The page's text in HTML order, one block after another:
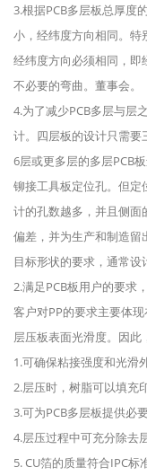
3.根据PCB多层板总厚度
小，经纬度方向相同。特
经纬度方向必须相同，即
不必要的弯曲。董事会。
4.为了减少PCB多层与层
计。四层板的设计只需要
6层或更多层的多层PCB
铆接工具板定位孔。但
计的孔数越多，并且侧面
偏差，并为生产和制造留
目标形状的要求，通常设
2.满足PCB板用户的要求
客户对PP的要求主要体
层压板表面光滑度。因此
1.可确保粘接强度和光滑外
2.层压时，树脂可以填充
3.可为PCB多层板提供必
4.层压过程中可充分除去
5. CU箔的质量符合IPC标